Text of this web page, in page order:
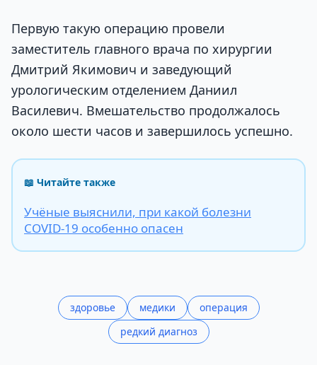
Первую такую операцию провели
заместитель главного врача по хирургии
Дмитрий Якимович и заведующий
урологическим отделением Даниил
Василевич. Вмешательство продолжалось
около шести часов и завершилось успешно.
📖 Читайте также
Учёные выяснили, при какой болезни
COVID-19 особенно опасен
здоровье медики
операция
редкий диагноз